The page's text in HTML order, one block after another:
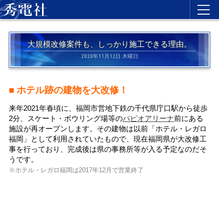
大規模改修案件も、しっかり施工できる理由。
2020年11月12日 木曜日
■ ホテル跡の建物を大改修！
来年2021年春頃に、福岡市営地下鉄の千代県庁口駅から徒歩
2分、スケート・ボウリング場等のパピオアリーナ前にある
施設が再オープンします。その建物は以前「ホテル・レガロ
福岡」として利用されていたもので、現在福岡県が大改修工
事を行っており、完成後は県の事務所等が入る予定なのだそ
うです。
※ホテル・レガロ福岡は2017年12月で営業終了